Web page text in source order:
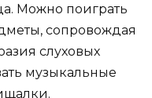
Можно поиграть
сопровождая
слуховых
музыкальные